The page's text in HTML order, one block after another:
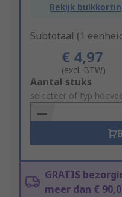
Bekijk
Subtotaal (1
€ 4,97
(excl. BTW)
Add
to
Basket
Aantal stuks
selecteer of typ
GRATIS
meer dan €